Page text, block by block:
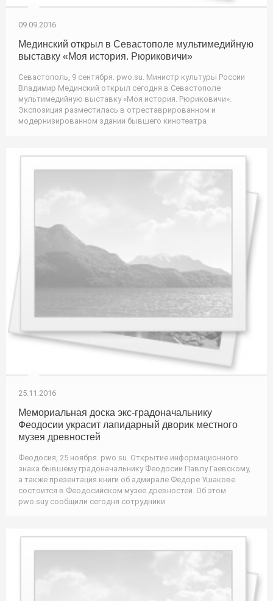
09.09.2016
Мединский открыл в Севастополе мультимедийную
выставку «Моя история. Рюриковичи»
Севастополь, 9 сентября. pwo.su. Министр культуры России
Владимир Мединский открыл сегодня в Севастополе
мультимедийную выставку «Моя история. Рюриковичи».
Экспозиция разместилась в отреставрированном и
модернизированном здании бывшего кинотеатра
25.11.2016
Мемориальная доска экс-градоначальнику
Феодосии украсит лапидарный дворик местного
музея древностей
Феодосия, 25 ноября. pwo.su. Открытие информационного
знака бывшему градоначальнику Феодосии Павлу Гаевскому,
а также презентация книги об адмирале Федоре Ушакове
состоится в Феодосийском музее древностей. Об этом
pwo.suу сообщили сегодня сотрудники